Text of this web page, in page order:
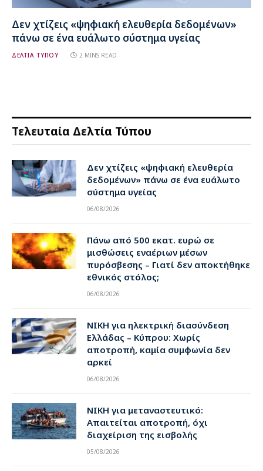
Δεν χτίζεις «ψηφιακή ελευθερία δεδομένων»
πάνω σε ένα ευάλωτο σύστημα υγείας
ΔΕΛΤΙΑ ΤΥΠΟΥ 2 MINS READ
Τελευταία Δελτία Τύπου
Δεν χτίζεις «ψηφιακή ελευθερία
δεδομένων» πάνω σε ένα ευάλωτο
σύστημα υγείας
06/08/2026
Πάνω από 500 εκατ. ευρώ σε
μισθώσεις εναέριων μέσων
πυρόσβεσης – Γιατί δεν αποκτήθηκε
εθνικός στόλος;
06/08/2026
ΝΙΚΗ για ηλεκτρική διασύνδεση
Ελλάδας – Κύπρου: Χωρίς
αποτροπή, καμία συμφωνία δεν
αρκεί
06/08/2026
ΝΙΚΗ για μεταναστευτικό:
Απαιτείται αποτροπή, όχι
διαχείριση της εισβολής
05/08/2026